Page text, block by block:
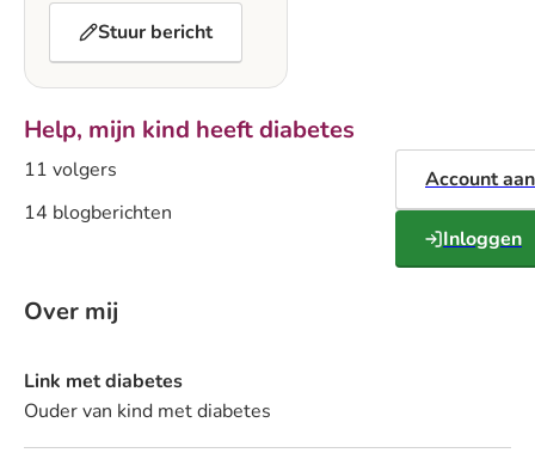
Account
Inloggen
Stuur bericht
Help, mijn kind heeft diabetes
11 volgers
14 blogberichten
Over mij
Link met diabetes
Ouder van kind met diabetes